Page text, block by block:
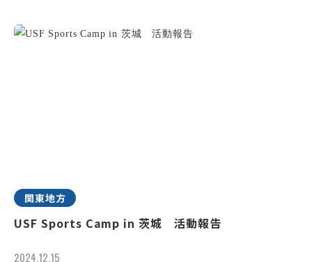
関東地方
USF Sports Camp in 茨城 活動報告
2024.12.15